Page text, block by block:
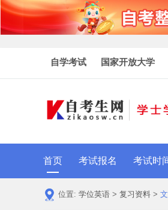
自学考试 国家开放大学
首页 考试报名 考试时
位置: 学位英语 > 复习资料 >